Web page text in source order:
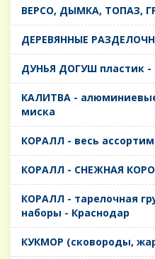
ВЕРСО, ДЫМКА, ТОПАЗ,
ДЕРЕВЯННЫЕ
ДУНЬЯ ДОГУШ пластик -
КАЛИТВА -
миска
КОРАЛЛ - весь
КОРАЛЛ - СНЕЖНАЯ
КОРАЛЛ - тарелочная
наборы - Краснодар
КУКМОР (сковороды,